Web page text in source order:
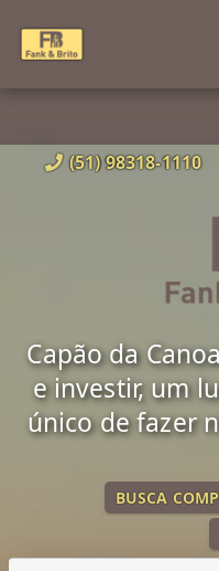
(51) 98318-1110
Capão da
e investir, um
único de fazer
BUSCA